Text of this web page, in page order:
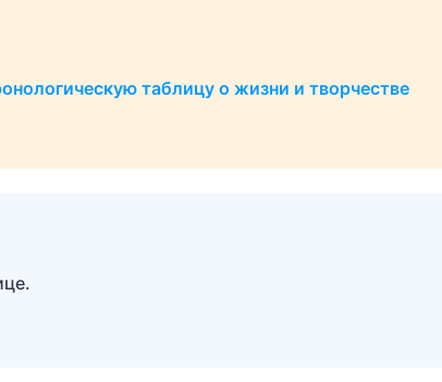
таблицу о жизни и творчестве